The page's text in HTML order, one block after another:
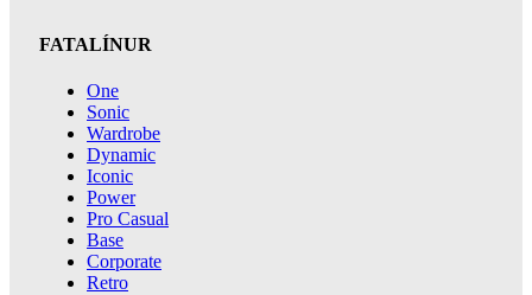
FATALÍNUR
One
Sonic
Wardrobe
Dynamic
Iconic
Power
Pro Casual
Base
Corporate
Retro